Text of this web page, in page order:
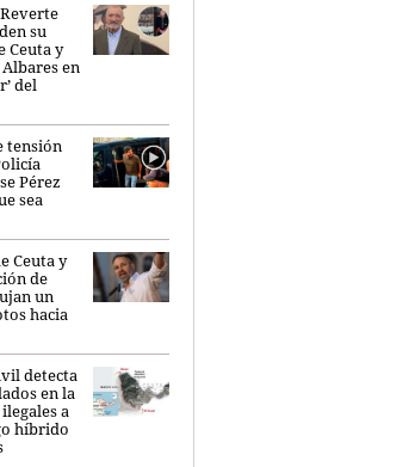
su
Ceuta y
en
del
tensión
Pérez
sea
Ceuta y
de
un
hacia
detecta
en la
a
híbrido